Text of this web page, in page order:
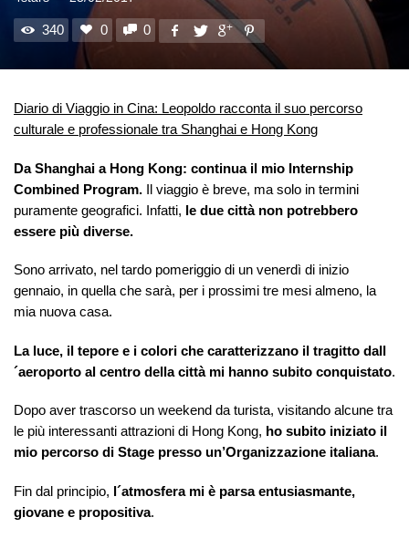
340 0 0
Diario di Viaggio in Cina: Leopoldo racconta il suo percorso
culturale e professionale tra Shanghai e Hong Kong
Da Shanghai a Hong Kong: continua il mio Internship
Combined Program. Il viaggio è breve, ma solo in termini
puramente geografici. Infatti, le due città non potrebbero
essere più diverse.
Sono arrivato, nel tardo pomeriggio di un venerdì di inizio
gennaio, in quella che sarà, per i prossimi tre mesi almeno, la
mia nuova casa.
La luce, il tepore e i colori che caratterizzano il tragitto dall
´aeroporto al centro della città mi hanno subito conquistato.
Dopo aver trascorso un weekend da turista, visitando alcune tra
le più interessanti attrazioni di Hong Kong, ho subito iniziato il
mio percorso di Stage presso un’Organizzazione italiana.
Fin dal principio, l´atmosfera mi è parsa entusiasmante,
giovane e propositiva.